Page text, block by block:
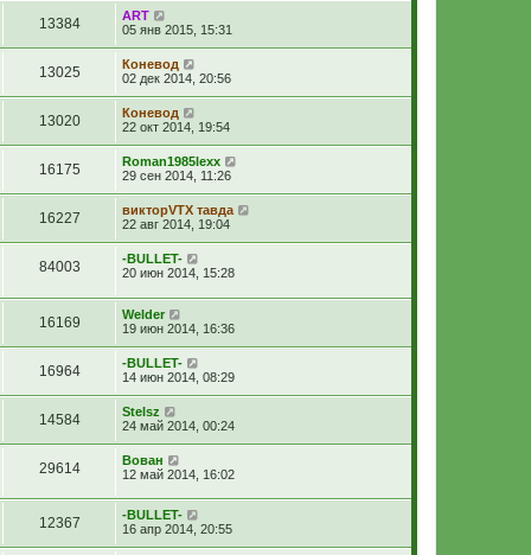
13384
ART
05 янв 2015, 15:31
13025
Коневод
02 дек 2014, 20:56
13020
Коневод
22 окт 2014, 19:54
16175
Roman1985lexx
29 сен 2014, 11:26
16227
викторVTX тавда
22 авг 2014, 19:04
84003
-BULLET-
20 июн 2014, 15:28
16169
Welder
19 июн 2014, 16:36
16964
-BULLET-
14 июн 2014, 08:29
14584
Stelsz
24 май 2014, 00:24
29614
Вован
12 май 2014, 16:02
12367
-BULLET-
16 апр 2014, 20:55